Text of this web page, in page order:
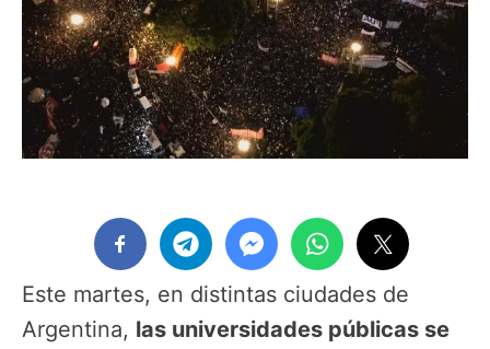
Este martes, en distintas ciudades de
Argentina, las universidades públicas se